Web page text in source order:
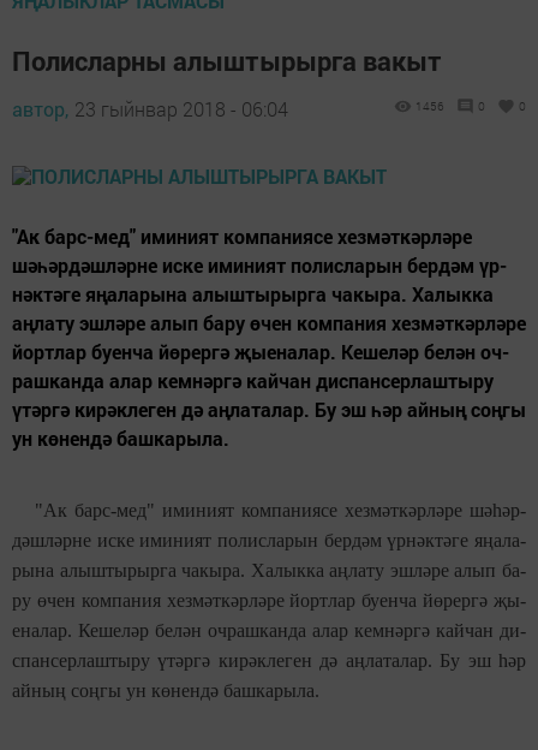
Полисларны алыштырырга вакыт
автор, 23 гыйнвар 2018 - 06:04 1456 0 0
"Ак барс-мед" ими­ни­ят ком­па­ни­я­се хез­мәт­кәр­лә­ре
шәһәр­дәш­ләр­не ис­ке ими­ни­ят по­лис­ла­рын бер­дәм үр­
нәк­тәге яңа­ла­ры­на алыш­ты­рыр­га ча­кы­ра. Ха­лык­ка
аңла­ту эш­ләре алып ба­ру өчен ком­па­ния хез­мәт­кәр­ләре
йорт­лар бу­ен­ча йө­ре­р­гә җы­е­на­лар. Ке­ше­ләр бе­лән оч­
раш­кан­да алар кем­нәр­гә кай­чан ди­спан­сер­лаш­ты­ру
үтәр­гә ки­рәк­ле­ген дә аңла­та­лар. Бу эш һәр ай­ның соң­гы
ун көнен­дә баш­ка­ры­ла.
"Ак барс-мед" ими­ни­ят ком­па­ни­я­се хез­мәт­кәр­лә­ре шәһәр­
дәш­ләр­не ис­ке ими­ни­ят по­лис­ла­рын бер­дәм үр­нәк­тәге яңа­ла­
ры­на алыш­ты­рыр­га ча­кы­ра. Ха­лык­ка аңла­ту эш­ләре алып ба­
ру өчен ком­па­ния хез­мәт­кәр­ләре йорт­лар бу­ен­ча йө­ре­р­гә җы­
е­на­лар. Ке­ше­ләр бе­лән оч­раш­кан­да алар кем­нәр­гә кай­чан ди­
спан­сер­лаш­ты­ру үтәр­гә ки­рәк­ле­ген дә аңла­та­лар. Бу эш һәр
ай­ның соң­гы ун көнен­дә баш­ка­ры­ла.